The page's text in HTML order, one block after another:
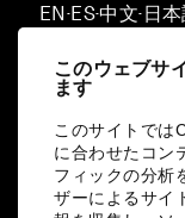
このウェブサ
ます
このサイトでは
に合わせたコン
フィックの分析
ザーによるサイ
EN ▪ ES▪中文▪ 日